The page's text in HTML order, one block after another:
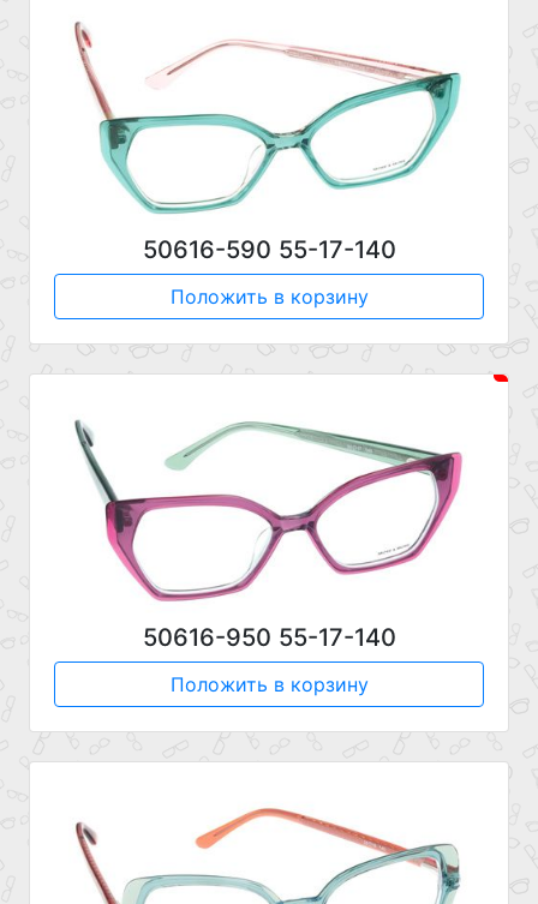
50616-590 55-17-140
Положить в корзину
50616-950 55-17-140
Положить в корзину